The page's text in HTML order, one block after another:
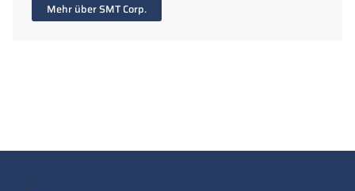
Mehr über SMT Corp.